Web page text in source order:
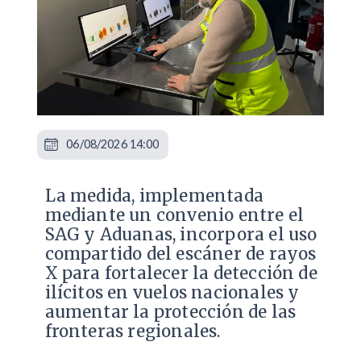
La medida, implementada
mediante un convenio entre el
SAG y Aduanas, incorpora el uso
compartido del escáner de rayos
X para fortalecer la detección de
ilícitos en vuelos nacionales y
aumentar la protección de las
fronteras regionales.
06/08/2026 14:00